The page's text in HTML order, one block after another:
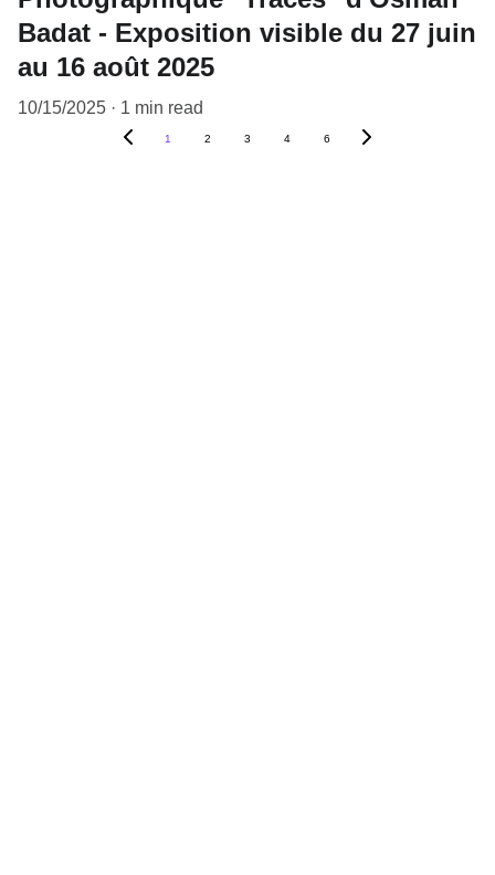
Badat - Exposition visible du 27 juin
au 16 août 2025
10/15/2025 1 min read
1 2 3 4 6